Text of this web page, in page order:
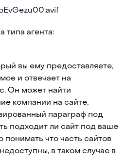
типа агента:
вы ему предоставляете,
и отвечает на
Он может найти
компании на сайте,
параграф под
подходит ли сайт под ваше
понимать что часть сайтов
в таком случае в